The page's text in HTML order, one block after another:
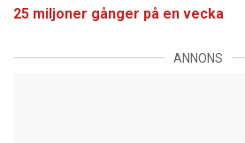
25 miljoner gånger på en vecka
ANNONS